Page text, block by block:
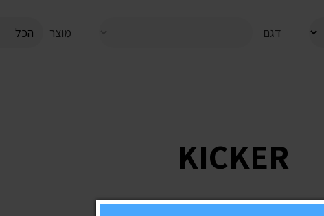
דגם מוצר
KICKER
(2 מוצרים)